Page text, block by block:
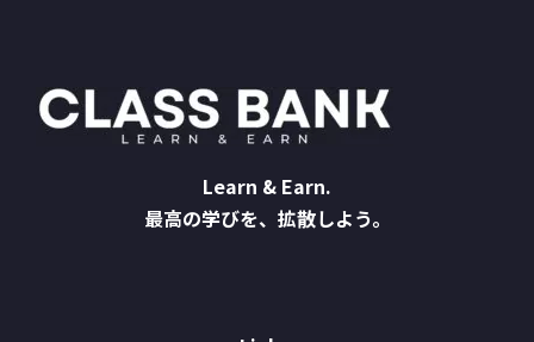
Learn & Earn.
最高の学びを、拡散しよう。